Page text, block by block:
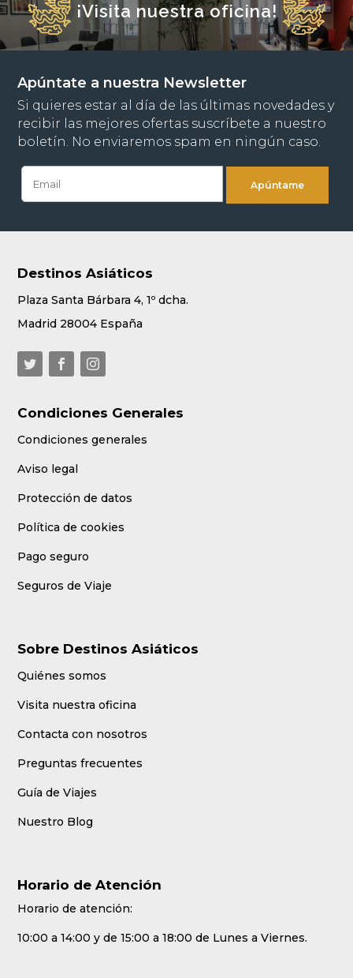
¡Visita nuestra oficina!
Apúntate a nuestra Newsletter
Si quieres estar al día de las últimas novedades y
recibir las mejores ofertas suscríbete a nuestro
boletín. No enviaremos spam en ningún caso.
Destinos Asiáticos
Plaza Santa Bárbara 4, 1º dcha.
Madrid 28004 España
Condiciones Generales
Condiciones generales
Aviso legal
Protección de datos
Política de cookies
Pago seguro
Seguros de Viaje
Sobre Destinos Asiáticos
Quiénes somos
Visita nuestra oficina
Contacta con nosotros
Preguntas frecuentes
Guía de Viajes
Nuestro Blog
Horario de Atención
Horario de atención:
10:00 a 14:00 y de 15:00 a 18:00 de Lunes a Viernes.